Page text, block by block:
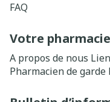
FAQ
Votre pharmacie
A propos de nous
Pharmacien de garde